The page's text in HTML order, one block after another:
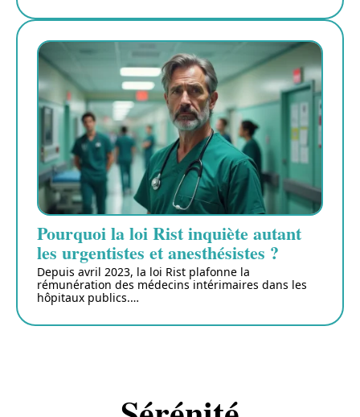
Pourquoi la loi Rist inquiète autant
les urgentistes et anesthésistes ?
Depuis avril 2023, la loi Rist plafonne la
rémunération des médecins intérimaires dans les
hôpitaux publics.…